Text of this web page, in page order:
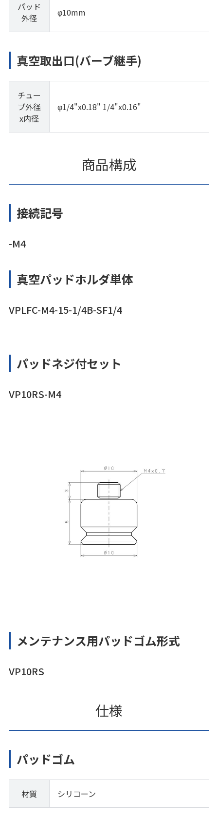
パッド
外径
φ10mm
真空取出口(バーブ継手)
チュー
ブ外径
x内径
φ1/4"x0.18" 1/4"x0.16"
商品構成
接続記号
-M4
真空パッドホルダ単体
VPLFC-M4-15-1/4B-SF1/4
パッドネジ付セット
VP10RS-M4
メンテナンス用パッドゴム形式
VP10RS
仕様
パッドゴム
材質 シリコーン